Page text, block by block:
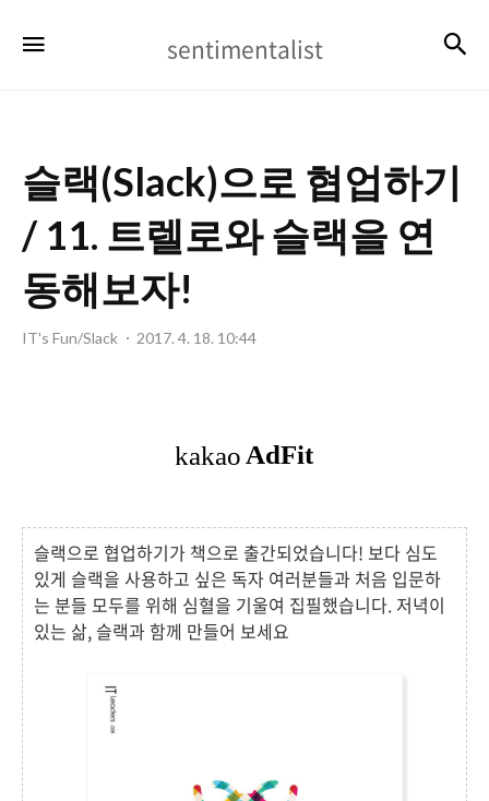
sentimentalist
슬랙(Slack)으로 협업하기
/ 11. 트렐로와 슬랙을 연
동해보자!
IT's Fun/Slack 2017. 4. 18. 10:44
슬랙으로 협업하기가 책으로 출간되었습니다! 보다 심도
있게 슬랙을 사용하고 싶은 독자 여러분들과 처음 입문하
는 분들 모두를 위해 심혈을 기울여 집필했습니다. 저녁이
있는 삶, 슬랙과 함께 만들어 보세요